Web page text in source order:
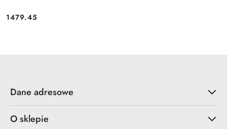
Cena:
1479.45
Dane adresowe
O sklepie